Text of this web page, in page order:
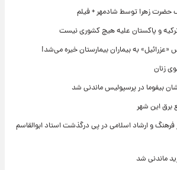
حضرت زهرا توسط شادمهر + فیلم
و پاکستان علیه هیچ کشوری نیست
«عزرائیل» به بیماران بیمارستان خیره می‌شد!
زنان
بیفوما در پرسپولیس ماندنی شد
برق این شهر
و ارشاد اسلامی در پی درگذشت استاد ابوالقاسم
ماندنی شد